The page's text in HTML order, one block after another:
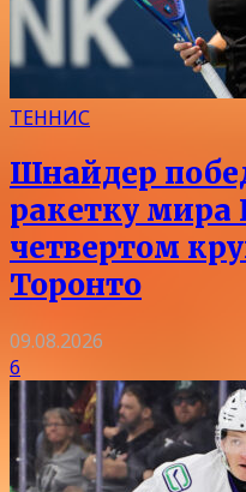
ТЕННИС
Шнайдер
ракетку мира
четвертом
Торонто
09.08.2026
6